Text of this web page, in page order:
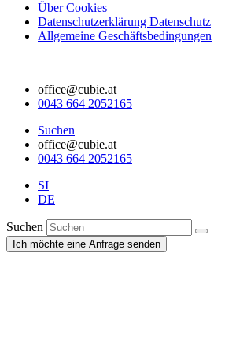
Über Cookies
Datenschutzerklärung Datenschutz
Allgemeine Geschäftsbedingungen
office@cubie.at
0043 664 2052165
Suchen
office@cubie.at
0043 664 2052165
SI
DE
Suchen
Ich möchte eine Anfrage senden